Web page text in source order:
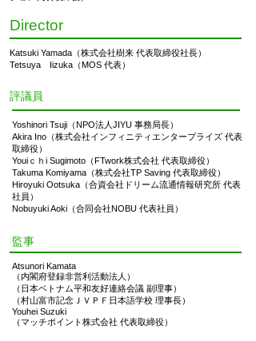
Director
Katsuki Yamada（株式会社樹来 代表取締役社長）
Tetsuya Iizuka​（MOS 代表）
評議員
Yoshinori Tsuji（NPO法人JIYU 事務局長）
Akira Ino（株式会社インフィニティエンタープライズ 代表
取締役）
Youiｃｈi Sugimoto（FTwork株式会社 代表取締役）
Takuma Komiyama（株式会社TP Saving 代表取締役）
Hiroyuki Ootsuka（合資会社ドリーム流通情報研究所 代表
社員）
​Nobuyuki Aoki（合同会社NOBU 代表社員）
監事
Atsunori Kamata
（内閣府登録非営利活動法人）
（日本ベトナム平和友好連絡会議 副理事）
（村山富市記念ＪＶＰＦ日本語学校 理事長）
Youhei Suzuki
（マッチポイント株式会社 代表取締役）